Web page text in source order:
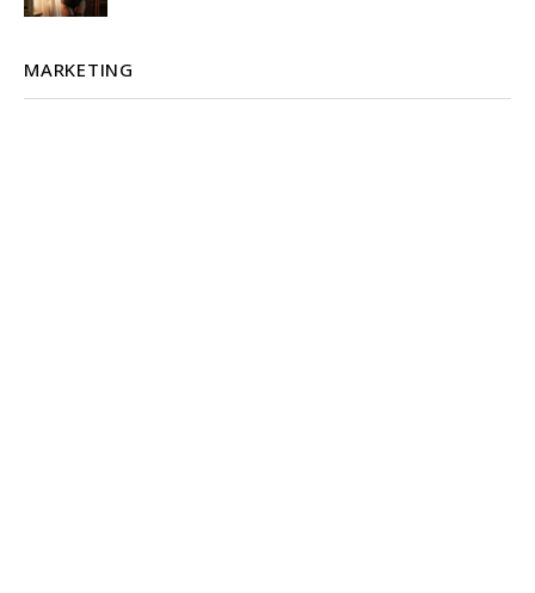
MARKETING